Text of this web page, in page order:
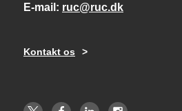
E-mail
ruc@ruc.dk
Kontakt os